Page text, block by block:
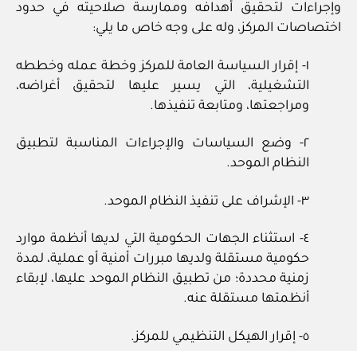
وإجراءات لتحقيق أهدافه وممارسة صلاحيته في حدود
اختصاصات المركز، وله على وجه خاص ما يلي:
١- إقرار السياسة العامة للمركز وخطة عمله وخططه
التشغيلية، التي يسير عليها لتحقيق أغراضه،
ومراجعتها، ومتابعة تنفيذها.
٢- وضع السياسات والإجراءات المناسبة لتطبيق
النظام الموحد.
٣- الإشراف على تنفيذ النظام الموحد.
٤- استثناء الجهات الحكومية التي لديها أنظمة موارد
حكومية مستقلة ولديها مبررات أمنية أو عملية، لمدة
زمنية محددة؛ من تطبيق النظام الموحد عليها، لإبقاء
أنظمتها مستقلة عنه.
٥- إقرار الهيكل التنظيمي للمركز.